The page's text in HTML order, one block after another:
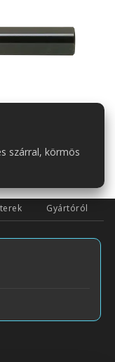
szárral, körmös
Gyártóról